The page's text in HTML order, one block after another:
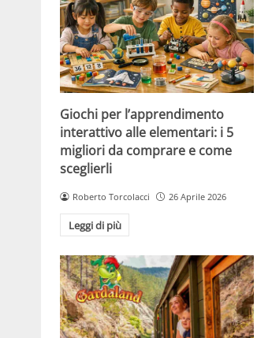
Giochi per l’apprendimento
interattivo alle elementari: i 5
migliori da comprare e come
sceglierli
Roberto Torcolacci 26 Aprile 2026
Leggi di più